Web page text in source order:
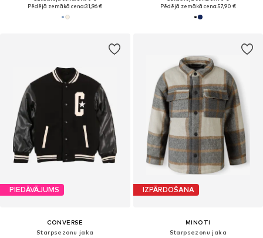
Pēdējā zemākā cena:31,96 €
Pēdējā zemākā cena:57,90 €
PIEDĀVĀJUMS
CONVERSE
Starpsezonu jaka
IZPĀRDOŠANA
MINOTI
Starpsezonu jaka